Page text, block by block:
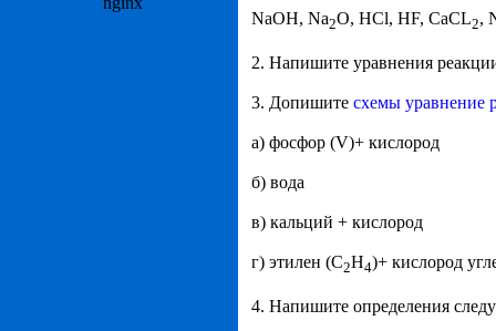
NaOH, Na2O, HCl, HF, CaCL2,
2. Напишите уравнения
3. Допишите схемы уравнение
а) фосфор (V)+ кислород
б) вода
в) кальций + кислород
г) этилен (C2H4)+ кислород
4. Напишите определения